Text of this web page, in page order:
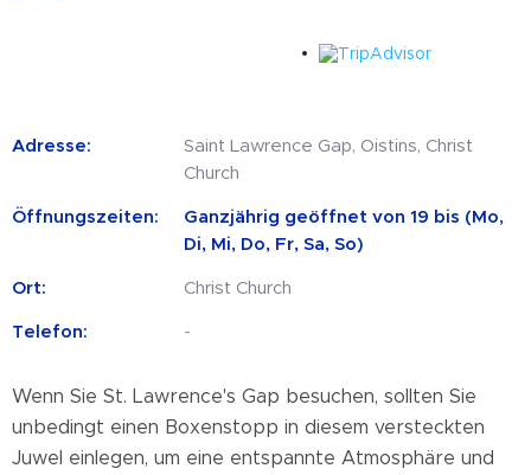
Adresse:
Saint Lawrence Gap, Oistins, Christ
Church
Öffnungszeiten:
Ganzjährig geöffnet von 19 bis (Mo,
Di, Mi, Do, Fr, Sa, So)
Ort: Christ Church
Telefon: -
Wenn Sie St. Lawrence's Gap besuchen, sollten Sie
unbedingt einen Boxenstopp in diesem versteckten
Juwel einlegen, um eine entspannte Atmosphäre und